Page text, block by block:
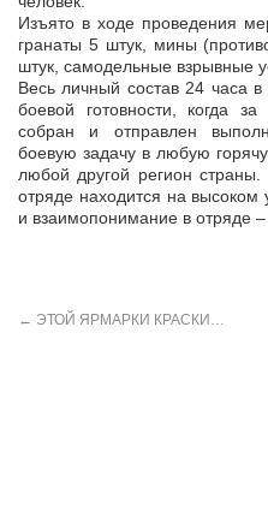
Изъято в ходе проведения
гранаты 5 штук, мины
штук, самодельные взрывные
Весь личный состав 24 часа
боевой готовности, когда
собран и отправлен
боевую задачу в любую
любой другой регион
отряде находится на
и взаимопонимание в отряде
← ЭТОЙ ЯРМАРКИ КРАСКИ…